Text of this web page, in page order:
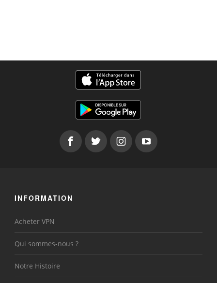
INFORMATION
Acheter VPN
Qui sommes-nous ?
Notre Histoire